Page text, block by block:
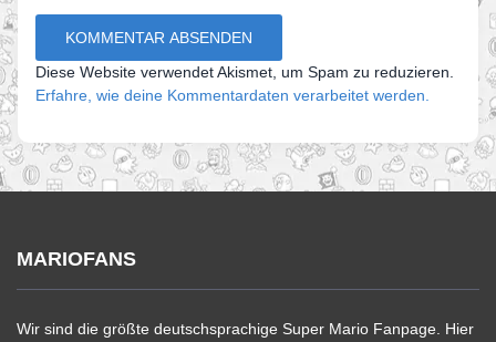
Diese Website verwendet Akismet, um Spam zu reduzieren.
Erfahre, wie deine Kommentardaten verarbeitet werden.
MARIOFANS
Wir sind die größte deutschsprachige Super Mario Fanpage. Hier